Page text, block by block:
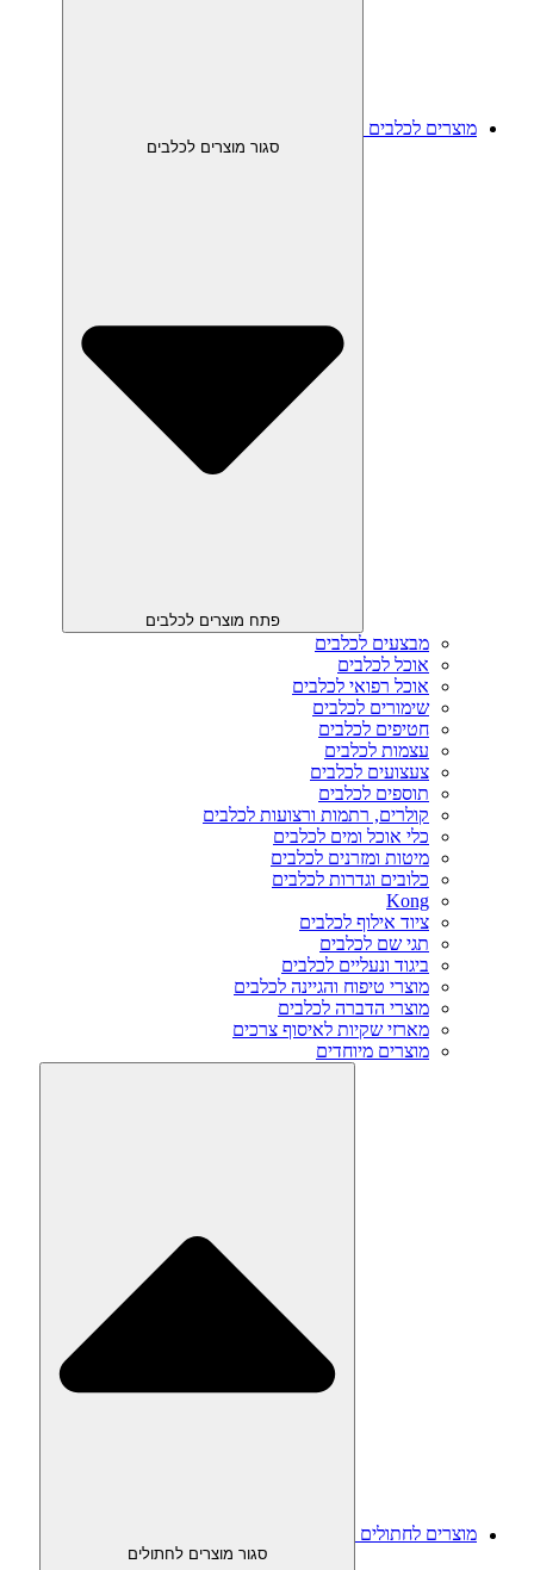
מוצרים לכלבים
סגור מוצרים לכלבים
פתח מוצרים לכלבים
מבצעים לכלבים
אוכל לכלבים
אוכל רפואי לכלבים
שימורים לכלבים
חטיפים לכלבים
עצמות לכלבים
צעצועים לכלבים
תוספים לכלבים
קולרים, רתמות ורצועות לכלבים
כלי אוכל ומים לכלבים
מיטות ומזרנים לכלבים
כלובים וגדרות לכלבים
Kong
ציוד אילוף לכלבים
תגי שם לכלבים
ביגוד ונעליים לכלבים
מוצרי טיפוח והגיינה לכלבים
מוצרי הדברה לכלבים
מארזי שקיות לאיסוף צרכים
מוצרים מיוחדים
מוצרים לחתולים
סגור מוצרים לחתולים